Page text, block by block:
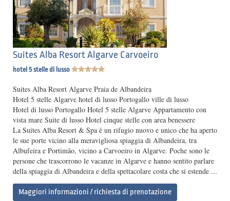
Suites Alba Resort Algarve Carvoeiro
hotel 5 stelle di lusso
Suites Alba Resort Algarve Praia de Albandeira
Hotel 5 stelle Algarve hotel di lusso Portogallo ville di lusso
Hotel di lusso Portogallo Hotel 5 stelle Algarve Appartamento con
vista mare Suite di lusso Hotel cinque stelle con area benessere
La Suites Alba Resort & Spa è un rifugio nuovo e unico che ha aperto
le sue porte vicino alla meravigliosa spiaggia di Albandeira, tra
Albufeira e Portimão, vicino a Carvoeiro in Algarve. Poche sono le
persone che trascorrono le vacanze in Algarve e hanno sentito parlare
della spiaggia di Albandeira e della spettacolare costa che si estende ...
Maggiori informazioni / richiesta di prenotazione